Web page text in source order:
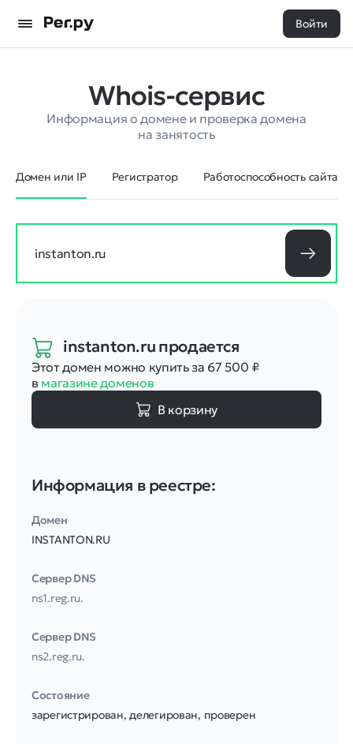
Войти
Whois-сервис
Информация о домене и проверка домена
на занятость
Домен или IP Регистратор Работоспособность сайта
instanton.ruпродается
Этот домен можно купить за 67 500 ₽
в магазине доменов
В корзину
Информация в реестре:
Домен
INSTANTON.RU
Сервер DNS
ns1.reg.ru.
Сервер DNS
ns2.reg.ru.
Соcтояние
зарегистрирован, делегирован, проверен